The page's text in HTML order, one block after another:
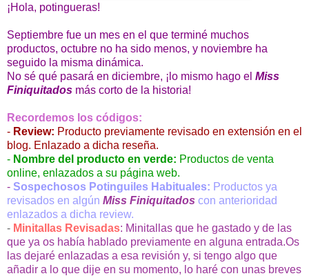
¡Hola, potingueras!
Septiembre fue un mes en el que terminé muchos
productos, octubre no ha sido menos, y noviembre ha
seguido la misma dinámica.
No sé qué pasará en diciembre, ¡lo mismo hago el Miss
Finiquitados más corto de la historia!
Recordemos los códigos:
- Review: Producto previamente revisado en extensión en el
blog. Enlazado a dicha reseña.
- Nombre del producto en verde: Productos de venta
online, enlazados a su página web.
- Sospechosos Potinguiles Habituales: Productos ya
revisados en algún Miss Finiquitados con anterioridad
enlazados a dicha review.
- Minitallas Revisadas: Minitallas que he gastado y de las
que ya os había hablado previamente en alguna entrada.Os
las dejaré enlazadas a esa revisión y, si tengo algo que
añadir a lo que dije en su momento, lo haré con unas breves